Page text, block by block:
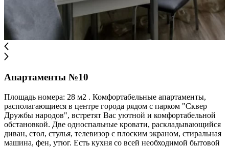
Апартаменты №10
Площадь номера: 28 м2 . Комфортабельные апартаменты,
располагающиеся в центре города рядом с парком "Сквер
Дружбы народов", встретят Вас уютной и комфортабельной
обстановкой. Две односпальные кровати, раскладывающийся
диван, стол, стулья, телевизор с плоским экраном, стиральная
машина, фен, утюг. Есть кухня со всей необходимой бытовой